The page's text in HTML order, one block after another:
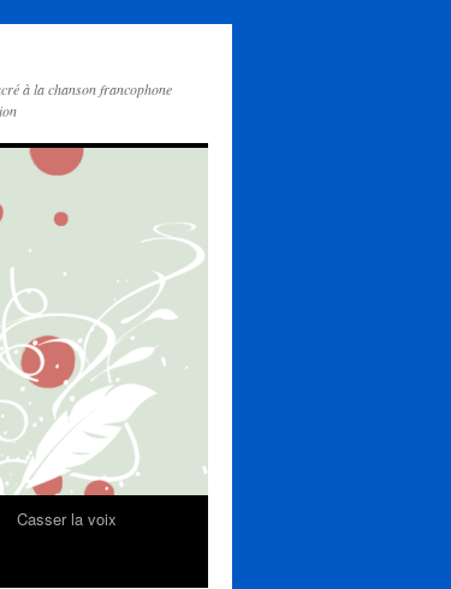
à la chanson francophone
Casser la voix